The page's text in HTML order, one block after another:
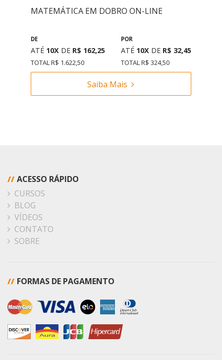
MATEMÁTICA EM DOBRO ON-LINE
DE
ATÉ 10X DE R$ 162,25
TOTAL R$ 1.622,50
POR
ATÉ 10X DE R$ 32,45
TOTAL R$ 324,50
Saiba Mais
// ACESSO RÁPIDO
CURSOS
BLOG
VÍDEOS
CONTATO
SOBRE
// FORMAS DE PAGAMENTO